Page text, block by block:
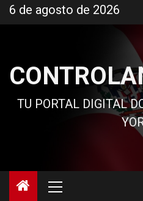
al
6 de agosto de 2026
TU PORTAL DIGITAL
principal